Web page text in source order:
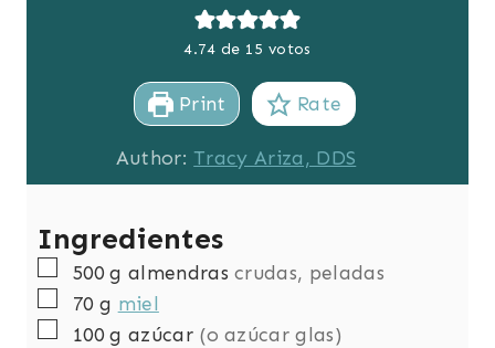
4.74 de 15 votos
Print Rate
Author:Tracy Ariza, DDS
Ingredientes
▢
500 g almendras crudas, peladas
▢
70 g miel
▢
100 g azúcar (o azúcar glas)